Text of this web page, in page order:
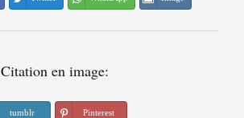
Citation en image:
tumblr Pinterest